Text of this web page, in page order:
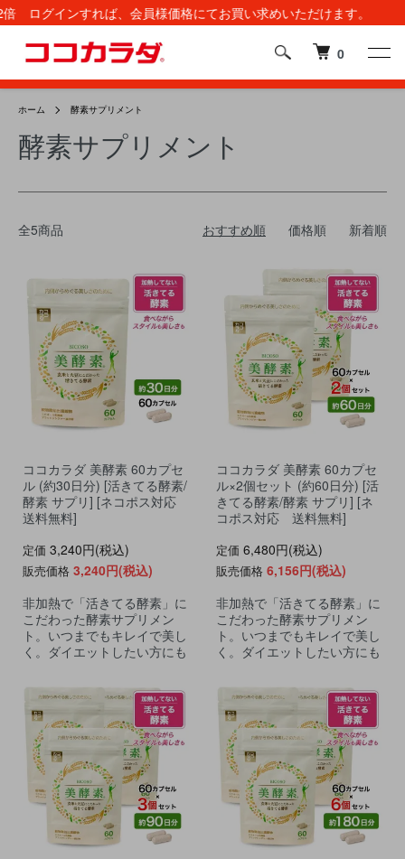
ログインすれば、会員様価格にてお買い求めいただけます。
0
ホーム 酵素サプリメント
酵素サプリメント
全5商品 おすすめ順 価格順 新着順
ココカラダ 美酵素 60カプセ
ル (約30日分) [活きてる酵素/
酵素 サプリ] [ネコポス対応
送料無料]
定価 3,240円(税込)
販売価格 3,240円(税込)
非加熱で「活きてる酵素」に
こだわった酵素サプリメン
ト。いつまでもキレイで美し
く。ダイエットしたい方にも
ココカラダ 美酵素 60カプセ
ル×2個セット (約60日分) [活
きてる酵素/酵素 サプリ] [ネ
コポス対応 送料無料]
定価 6,480円(税込)
販売価格 6,156円(税込)
非加熱で「活きてる酵素」に
こだわった酵素サプリメン
ト。いつまでもキレイで美し
く。ダイエットしたい方にも